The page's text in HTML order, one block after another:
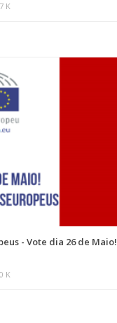
K
- Vote dia 26 de Maio!
K